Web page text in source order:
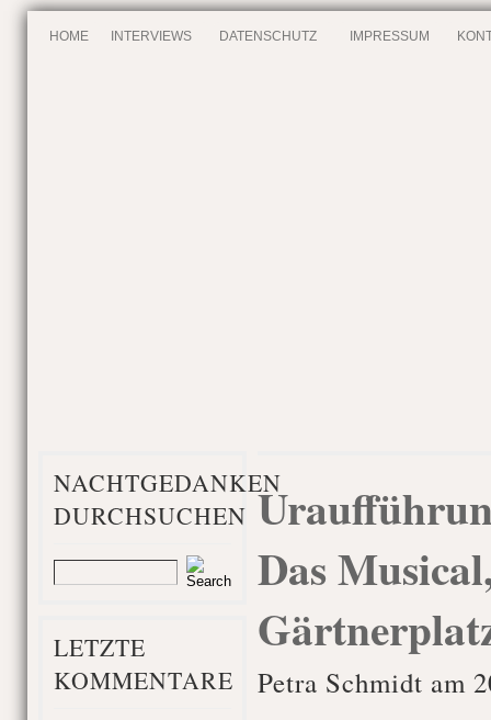
HOME INTERVIEWS DATENSCHUTZ IMPRESSUM
NACHTGEDANKEN
DURCHSUCHEN
LETZTE
KOMMENTARE
Das
Petra Schmidt am